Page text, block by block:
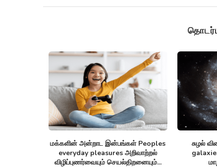
ஒரு தொலைத்தொடர்பு கேபிள் Monitor
arctic sea ice ஆர்க்டிக்கில் கடல்...
செயற்கை
Synthetic